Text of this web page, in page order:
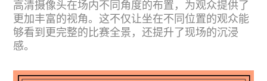
高清摄像头在场内不同角度的布置，为观众提供了
更加丰富的视角。这不仅让坐在不同位置的观众能
够看到更完整的比赛全景，还提升了现场的沉浸
感。